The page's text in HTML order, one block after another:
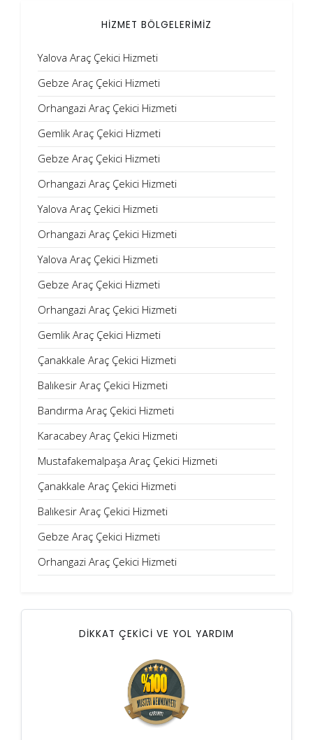
HİZMET BÖLGELERİMİZ
Yalova Araç Çekici Hizmeti
Gebze Araç Çekici Hizmeti
Orhangazi Araç Çekici Hizmeti
Gemlik Araç Çekici Hizmeti
Gebze Araç Çekici Hizmeti
Orhangazi Araç Çekici Hizmeti
Yalova Araç Çekici Hizmeti
Orhangazi Araç Çekici Hizmeti
Yalova Araç Çekici Hizmeti
Gebze Araç Çekici Hizmeti
Orhangazi Araç Çekici Hizmeti
Gemlik Araç Çekici Hizmeti
Çanakkale Araç Çekici Hizmeti
Balıkesir Araç Çekici Hizmeti
Bandırma Araç Çekici Hizmeti
Karacabey Araç Çekici Hizmeti
Mustafakemalpaşa Araç Çekici Hizmeti
Çanakkale Araç Çekici Hizmeti
Balıkesir Araç Çekici Hizmeti
Gebze Araç Çekici Hizmeti
Orhangazi Araç Çekici Hizmeti
DİKKAT ÇEKİCİ VE YOL YARDIM